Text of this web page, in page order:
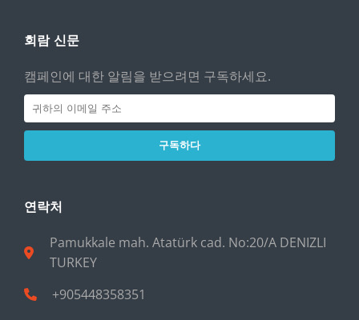
회람 신문
캠페인에 대한 알림을 받으려면 구독하세요.
구독하다
연락처
Pamukkale mah. Atatürk cad. No:20/A DENIZLI
TURKEY
+905448358351